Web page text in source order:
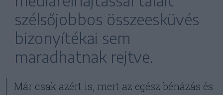
szélsőjobbos összeesküvés
bizonyítékai sem
maradhatnak rejtve.
Már csak azért is, mert az egész bénázás és